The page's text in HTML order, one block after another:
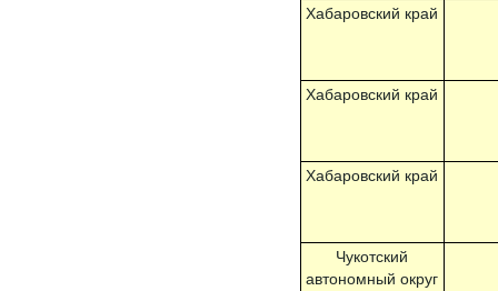
Хабаровский край
Хабаровский край
Хабаровский край
Чукотский
автономный округ